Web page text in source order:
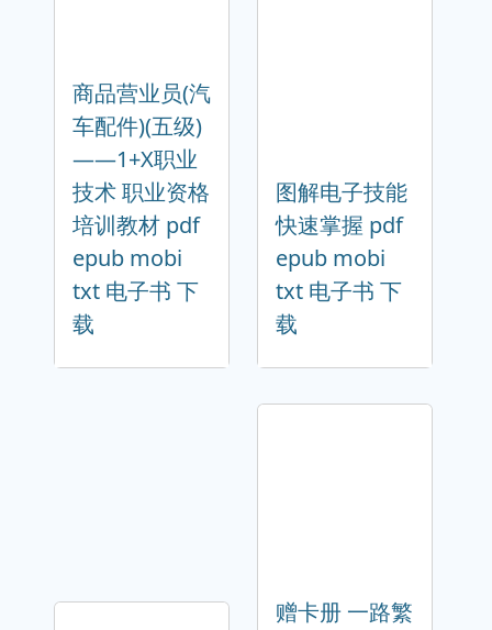
商品营业员(汽
车配件)(五级)
——1+X职业
技术 职业资格
培训教材 pdf
epub mobi
txt 电子书 下
载
图解电子技能
快速掌握 pdf
epub mobi
txt 电子书 下
载
赠卡册 一路繁